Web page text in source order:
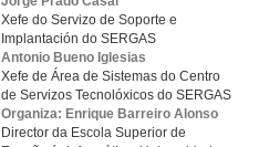
Xefe do Servizo de Soporte e
Implantación do SERGAS
Antonio Bueno Iglesias
Xefe de Área de Sistemas do Centro
de Servizos Tecnolóxicos do SERGAS
Organiza: Enrique Barreiro Alonso
Director da Escola Superior de